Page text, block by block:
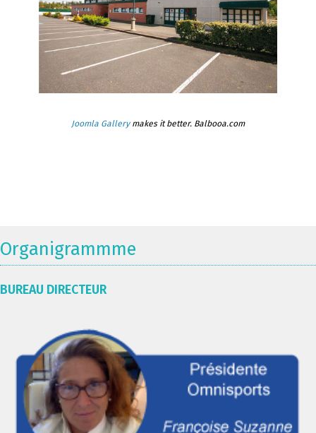
Joomla Gallerymakes it better. Balbooa.com
Organigrammme
BUREAU DIRECTEUR